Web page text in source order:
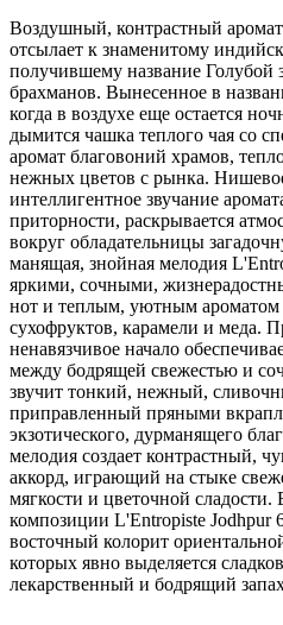
Воздушный, контрастный
отсылает к знаменитому
получившему название Голубой
брахманов. Вынесенное в
когда в воздухе еще остается
дымится чашка теплого чая со
аромат благовоний храмов,
нежных цветов с рынка.
интеллигентное звучание
приторности, раскрывается
вокруг обладательницы
манящая, знойная мелодия
яркими, сочными,
нот и теплым, уютным ароматом
сухофруктов, карамели и меда.
ненавязчивое начало
между бодрящей свежестью и
звучит тонкий, нежный,
приправленный пряными
экзотического, дурманящего
мелодия создает контрастный,
аккорд, играющий на стыке
мягкости и цветочной сладости.
композиции L'Entropiste Jodhpur
восточный колорит
которых явно выделяется
лекарственный и бодрящий